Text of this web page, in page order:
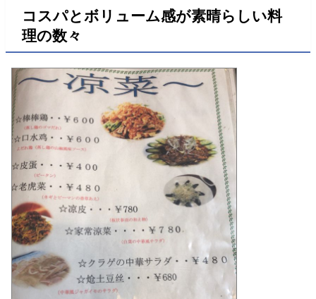
コスパとボリューム感が素晴らしい料
理の数々